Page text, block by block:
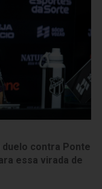
contra Ponte
essa virada de